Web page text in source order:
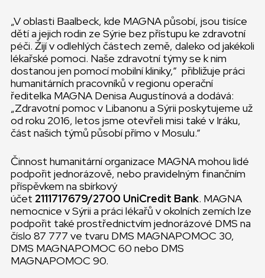
„V oblasti Baalbeck, kde MAGNA působí, jsou tisíce
dětí a jejich rodin ze Sýrie bez přístupu ke zdravotní
péči. Žijí v odlehlých částech země, daleko od jakékoli
lékařské pomoci. Naše zdravotní týmy se k nim
dostanou jen pomocí mobilní kliniky,“ přibližuje práci
humanitárních pracovníků v regionu operační
ředitelka MAGNA Denisa Augustínová a dodává:
„Zdravotní pomoc v Libanonu a Sýrii poskytujeme už
od roku 2016, letos jsme otevřeli misi také v Iráku,
část našich týmů působí přímo v Mosulu.“
Činnost humanitární organizace MAGNA mohou lidé
podpořit jednorázově, nebo pravidelným finančním
příspěvkem na sbírkový
účet 2111717679/2700 UniCredit Bank. MAGNA
nemocnice v Sýrii a práci lékařů v okolních zemích lze
podpořit také prostřednictvím jednorázové DMS na
číslo 87 777 ve tvaru DMS MAGNAPOMOC 30,
DMS MAGNAPOMOC 60 nebo DMS
MAGNAPOMOC 90.